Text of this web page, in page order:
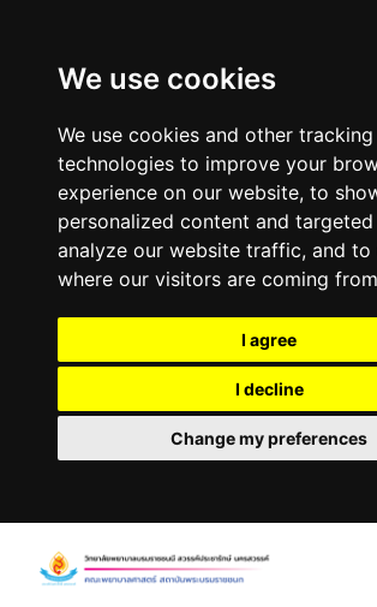
We use cookies
We use cookies and other tracking
technologies to improve your
experience on our website, to
personalized content and
analyze our website traffic, and to
where our visitors are coming
I agree
I decline
Change my preferences